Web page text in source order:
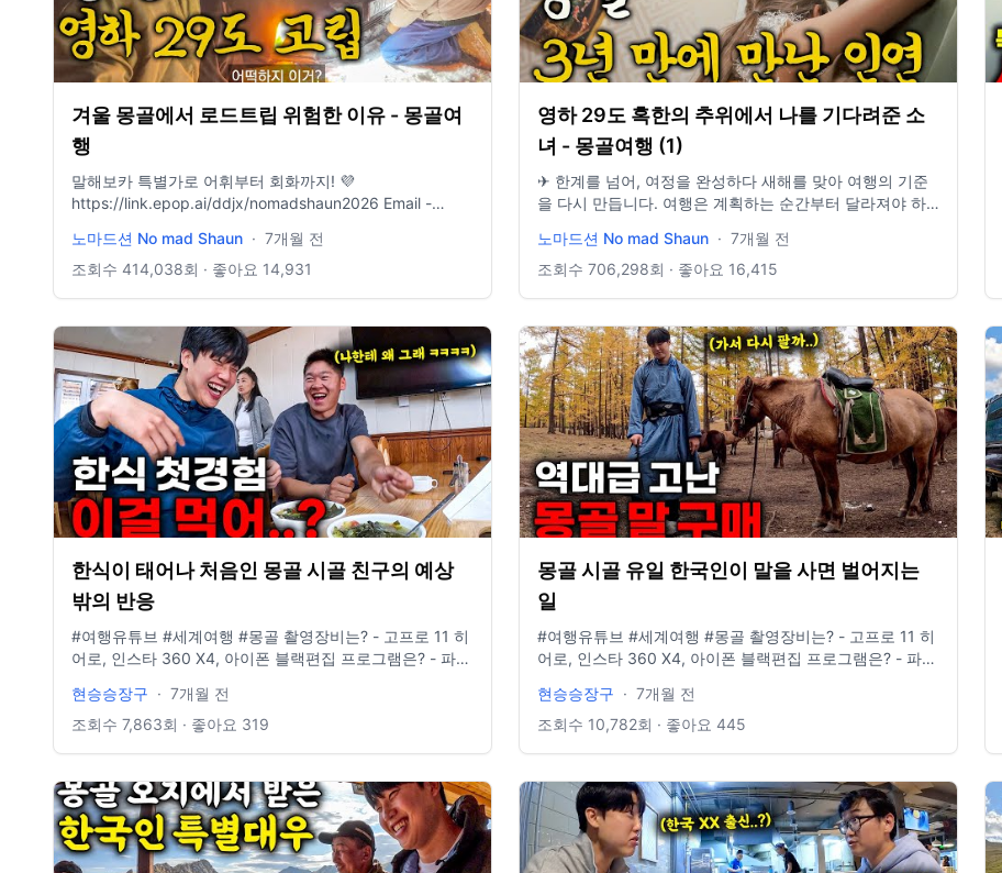
겨울 몽골에서 로드트립 위험한 이유 - 몽골여
행
말해보카 특별가로 어휘부터 회화까지! 💜
https://link.epop.ai/ddjx/nomadshaun2026 Email -
카메라 - 액션6 Music - Epidemic sound 인스타그램-
https://instagram.com/no.mad.shaun?
노마드션 No mad Shaun · 7개월 전
조회수 414,038회 · 좋아요 14,931
영하 29도 혹한의 추위에서 나를 기다려준 소
녀 - 몽골여행 (1)
✈ 한계를 넘어, 여정을 완성하다 새해를 맞아 여행의 기준
을 다시 만듭니다. 여행은 계획하는 순간부터 달라져야 하
준비했습니다. ✨2026.01.01~2026/01/31✨ ✔ 루프 캐리
어 최대 39% 할인 ✔ 동남아 현지 매장 최대 30% 할인 ✔
━━━━━━━━━━━━━━━━━━━━ 🛒 코르딕스
루프 20인치 기내용 캐리어 https://vo.la/0Acil7f Email -
tobeistodo5@gmail.com 카메라 - 액션6 Music -
Epidemic sound 인스타그램-
https://instagram.com/no.mad.shaun?
igshid=YmMyMTA2M2Y=
노마드션 No mad Shaun · 7개월 전
조회수 706,298회 · 좋아요 16,415
한식이 태어나 처음인 몽골 시골 친구의 예상
밖의 반응
#여행유튜브 #세계여행 #몽골 촬영장비는? - 고프로 11 히
어로, 인스타 360 X4, 아이폰 블랙편집 프로그램은? - 파이
idclrlrlcks@naver.com
현승승장구 · 7개월 전
조회수 7,863회 · 좋아요 319
몽골 시골 유일 한국인이 말을 사면 벌어지는
일
#여행유튜브 #세계여행 #몽골 촬영장비는? - 고프로 11 히
어로, 인스타 360 X4, 아이폰 블랙편집 프로그램은? - 파이
idclrlrlcks@naver.com
현승승장구 · 7개월 전
조회수 10,782회 · 좋아요 445